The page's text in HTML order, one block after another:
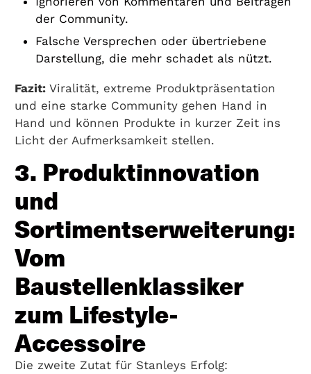
der Community.
Falsche Versprechen oder übertriebene
Darstellung, die mehr schadet als nützt.
Fazit:Viralität, extreme Produktpräsentation
und eine starke Community gehen Hand in
Hand und können Produkte in kurzer Zeit ins
Licht der Aufmerksamkeit stellen.
3. Produktinnovation
und
Sortimentserweiterung:
Vom
Baustellenklassiker
zum Lifestyle-
Accessoire
Die zweite Zutat für Stanleys Erfolg: